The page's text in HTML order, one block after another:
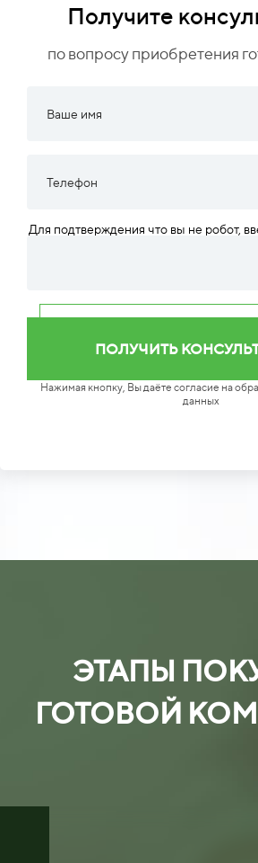
Получите
по вопросу приобретения
Для подтверждения что вы не робот,
Нажимая кнопку, Вы даёте согласие на
данных
ЭТАПЫ
ГОТОВОЙ